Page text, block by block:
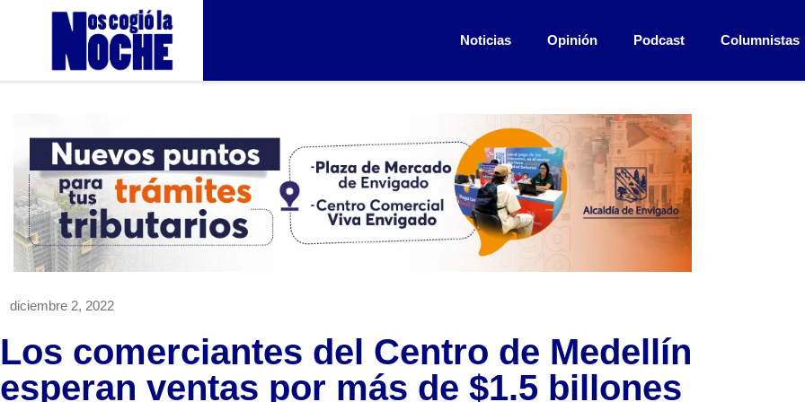
Noticias Opinión Podcast Columnistas
diciembre 2, 2022
Los comerciantes del Centro de Medellín
esperan ventas por más de $1.5 billones